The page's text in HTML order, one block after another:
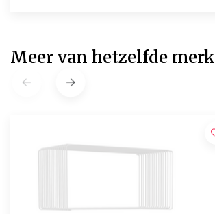
Meer van hetzelfde merk